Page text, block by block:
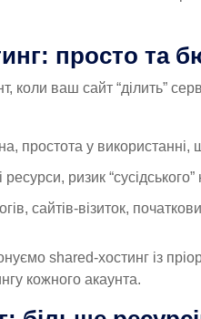
просто та
коли ваш сайт “ділить”
простота у використанні,
ризик
сайтів-візиток,
shared-хостинг із
кожного акаунта.